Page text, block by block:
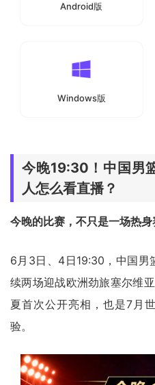
Android版
Windows版
今晚19:30！中国男
人怎么看直播？
今晚的比赛，不只是一场热身
6月3日、4日19:30，中国男
续两场迎战欧洲劲旅塞尔维
夏首次公开亮相，也是7月
验。